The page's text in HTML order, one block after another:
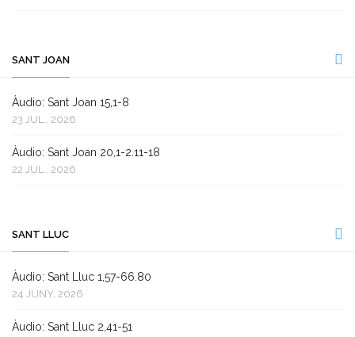
SANT JOAN
Àudio: Sant Joan 15,1-8
23 JUL., 2026
Àudio: Sant Joan 20,1-2.11-18
22 JUL., 2026
SANT LLUC
Àudio: Sant Lluc 1,57-66.80
24 JUNY, 2026
Àudio: Sant Lluc 2,41-51